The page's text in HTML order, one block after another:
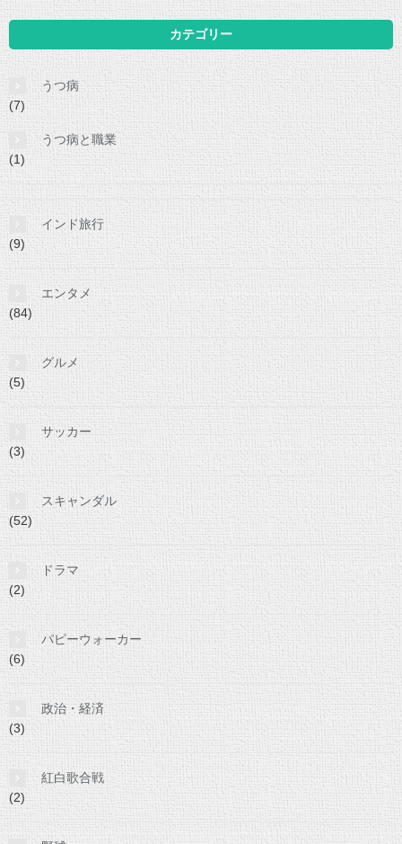
カテゴリー
うつ病
(7)
うつ病と職業
(1)
インド旅行
(9)
エンタメ
(84)
グルメ
(5)
サッカー
(3)
スキャンダル
(52)
ドラマ
(2)
パピーウォーカー
(6)
政治・経済
(3)
紅白歌合戦
(2)